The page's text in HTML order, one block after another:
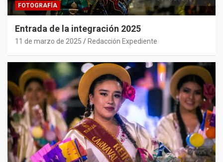
FOTOGRAFÍA
Entrada de la integración 2025
11 de marzo de 2025 Redacción Expediente